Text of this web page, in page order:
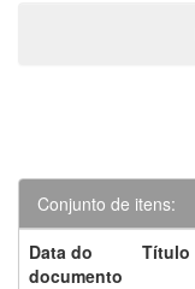
Conjunto de itens:
Data do
documento
Título